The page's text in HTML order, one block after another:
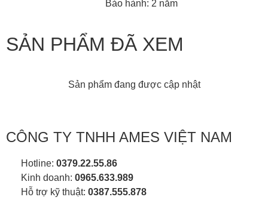
Bảo hành: 2 năm
SẢN PHẨM ĐÃ XEM
Sản phẩm đang được cập nhật
CÔNG TY TNHH AMES VIỆT NAM
Hotline: 0379.22.55.86
Kinh doanh: 0965.633.989
Hỗ trợ kỹ thuật: 0387.555.878